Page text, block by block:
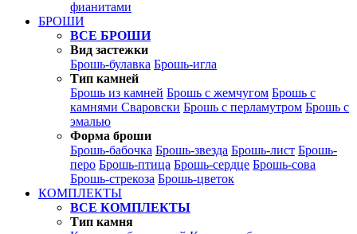
фианитами
БРОШИ
ВСЕ БРОШИ
Вид застежки
Брошь-булавка Брошь-игла
Тип камней
Брошь из камней Брошь с жемчугом Брошь с
камнями Сваровски Брошь с перламутром Брошь с
эмалью
Форма броши
Брошь-бабочка Брошь-звезда Брошь-лист Брошь-
перо Брошь-птица Брошь-сердце Брошь-сова
Брошь-стрекоза Брошь-цветок
КОМПЛЕКТЫ
ВСЕ КОМПЛЕКТЫ
Тип камня